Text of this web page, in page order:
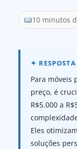
10 minutos
Para móveis
preço, é
R$5.000 a
Eles
soluções